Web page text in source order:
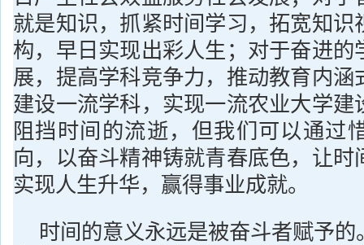
就是知识，抓紧时间学习，拓宽知识
构，早日实现出彩人生；对于奋进的
展，提高学科竞争力，推动教育内涵
建设一流学科，实现一流农业大学建
阻挡时间的流逝，但我们可以通过
向，以奋斗精神铸就青春底色，让时
实现人生升华，赢得事业成就。
时间的意义永远是被奋斗者赋予